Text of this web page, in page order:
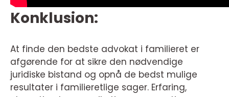
Konklusion:
At finde den bedste advokat i familieret er
afgørende for at sikre den nødvendige
juridiske bistand og opnå de bedst mulige
resultater i familieretlige sager. Erfaring,